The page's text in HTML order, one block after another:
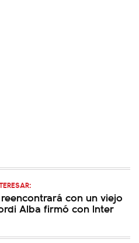
con un viejo
Alba firmó con Inter